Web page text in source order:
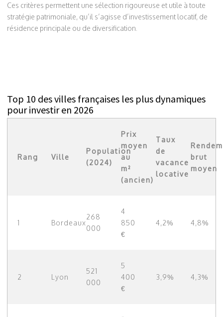
Ces critères permettent une sélection rigoureuse et utile à toute
stratégie patrimoniale, qu’il s’agisse d’investissement locatif, de
résidence principale ou de diversification.
Top 10 des villes françaises les plus dynamiques
pour investir en 2026
Rang Ville
Population
(2024)
Prix
moyen
au
m²
(ancien)
Taux
de
vacance
locative
brut
moyen
1 Bordeaux
268
000
4
850
€
4,2% 4,8%
2 Lyon
521
000
5
400
€
3,9% 4,3%